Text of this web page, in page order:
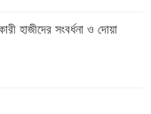
হাজীদের সংবর্ধনা ও দোয়া